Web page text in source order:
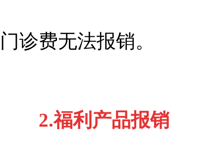
门诊费无法报销。
2.福利产品报销